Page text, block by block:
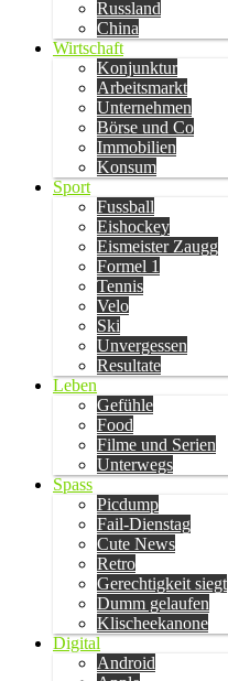
Russland
China
Wirtschaft
Konjunktur
Arbeitsmarkt
Unternehmen
Börse und Co
Immobilien
Konsum
Sport
Fussball
Eishockey
Eismeister Zaugg
Formel 1
Tennis
Velo
Ski
Unvergessen
Resultate
Leben
Gefühle
Food
Filme und Serien
Unterwegs
Spass
Picdump
Fail-Dienstag
Cute News
Retro
Gerechtigkeit siegt
Dumm gelaufen
Klischeekanone
Digital
Android